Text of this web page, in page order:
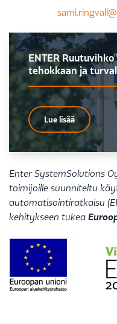
ENTER
tehokkaan ja
Lue lisää
Enter SystemSolutions
toimijoille suunniteltu
automatisointiratkaisu
kehitykseen tukea